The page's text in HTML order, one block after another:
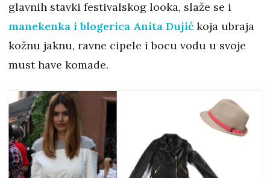
glavnih stavki festivalskog looka, slaže se i
manekenka i blogerica Anita Dujić koja ubraja
kožnu jaknu, ravne cipele i bocu vodu u svoje
must have komade.